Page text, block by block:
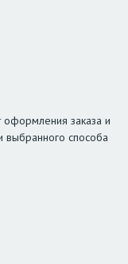
оформления заказа и
выбранного способа